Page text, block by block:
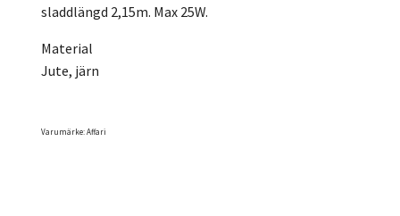
sladdlängd 2,15m. Max 25W.
Material
Jute, järn
Varumärke: Affari